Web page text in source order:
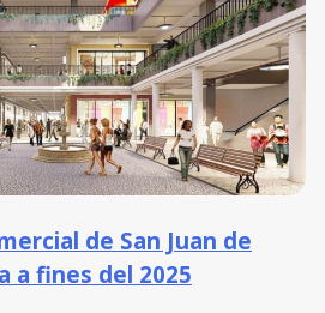
de San Juan de
a fines del 2025